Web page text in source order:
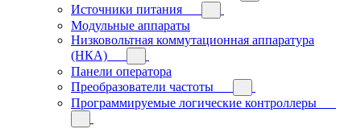
Источники питания
Модульные аппараты
Низковольтная коммутационная аппаратура
(НКА)
Панели оператора
Преобразователи частоты
Программируемые логические контроллеры